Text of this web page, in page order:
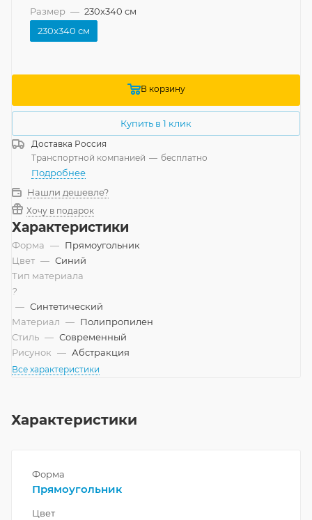
Размер — 230x340 см
230x340 см
В корзину
Купить в 1 клик
Доставка Россия
Транспортной компанией — бесплатно
Подробнее
Нашли дешевле?
Хочу в подарок
Характеристики
Форма — Прямоугольник
Цвет — Синий
Тип материала
?
— Синтетический
Материал — Полипропилен
Стиль — Современный
Рисунок — Абстракция
Все характеристики
Характеристики
Форма
Прямоугольник
Цвет